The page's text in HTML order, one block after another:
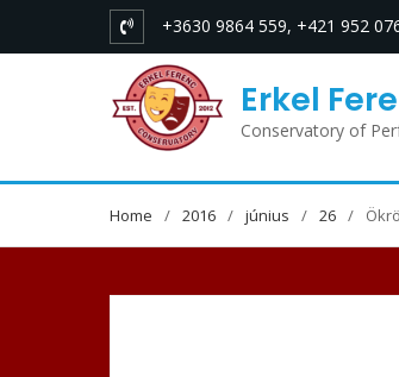
+3630 9864 559, +421 952
Erkel
Conservatory of
Home 2016 június 26